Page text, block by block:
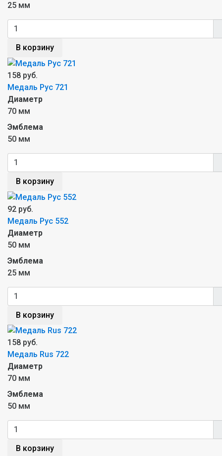
25 мм
В корзину
158 руб.
Медаль Рус 721
Диаметр
70 мм
Эмблема
50 мм
В корзину
92 руб.
Медаль Рус 552
Диаметр
50 мм
Эмблема
25 мм
В корзину
158 руб.
Медаль Rus 722
Диаметр
70 мм
Эмблема
50 мм
В корзину